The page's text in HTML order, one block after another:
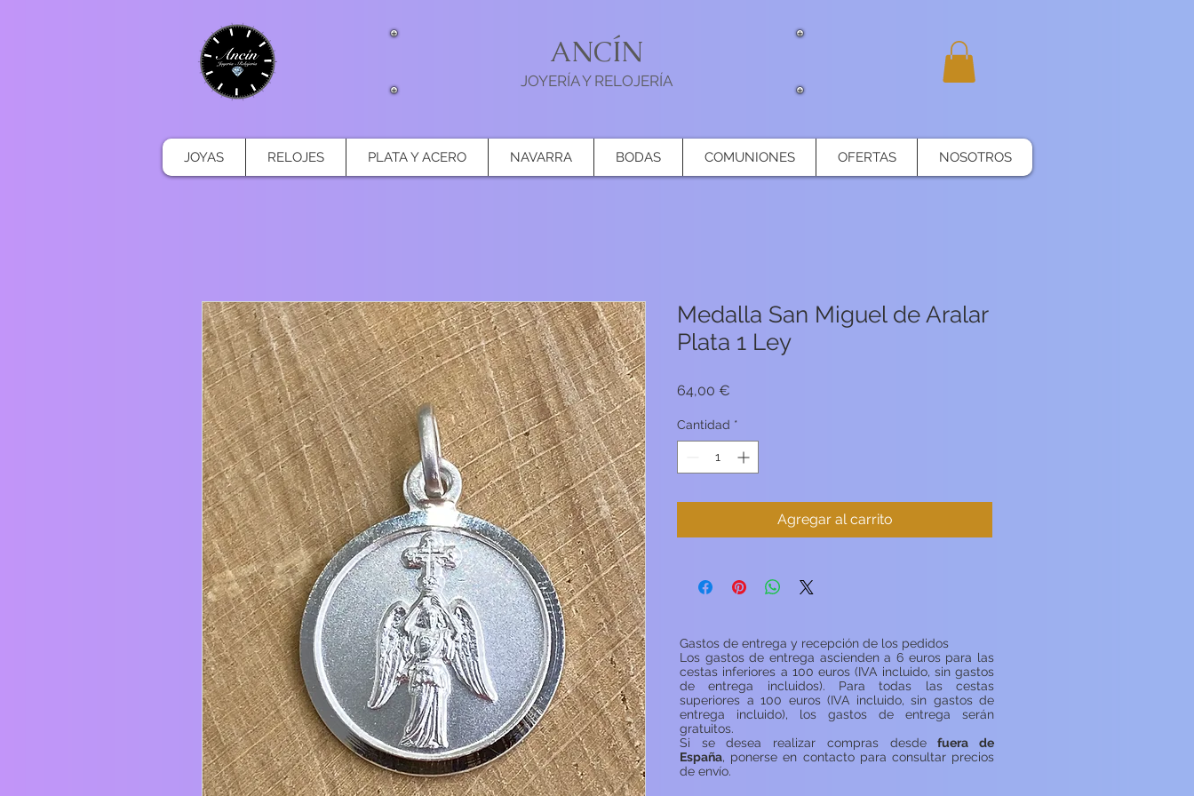
ANCÍN
JOYERÍA Y RELOJERÍA
JOYAS RELOJES PLATA Y ACERO NAVARRA BODAS COMUNIONES OFERTAS NOSOTROS
Medalla San Miguel de Aralar
Plata 1 Ley
64,00 €
Cantidad *
Agregar al carrito
Gastos de entrega y recepción de los pedidos
Los gastos de entrega ascienden a 6 euros para las
cestas inferiores a 100 euros (IVA incluido, sin gastos
de entrega incluidos). Para todas las cestas
superiores a 100 euros (IVA incluido, sin gastos de
entrega incluido), los gastos de entrega serán
gratuitos.
Si se desea realizar compras desdefuera de
España, ponerse en contacto para consultar precios
de envío.